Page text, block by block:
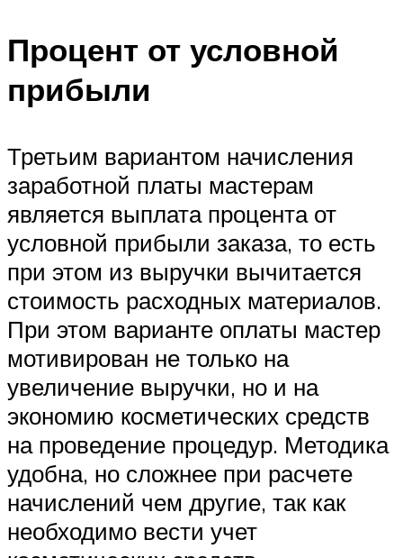
Процент от условной
прибыли
Третьим вариантом начисления
заработной платы мастерам
является выплата процента от
условной прибыли заказа, то есть
при этом из выручки вычитается
стоимость расходных материалов.
При этом варианте оплаты мастер
мотивирован не только на
увеличение выручки, но и на
экономию косметических средств
на проведение процедур. Методика
удобна, но сложнее при расчете
начислений чем другие, так как
необходимо вести учет